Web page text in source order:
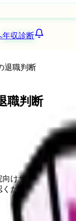
年収診断
退職判断
職判断
けサービスへの
ださい。